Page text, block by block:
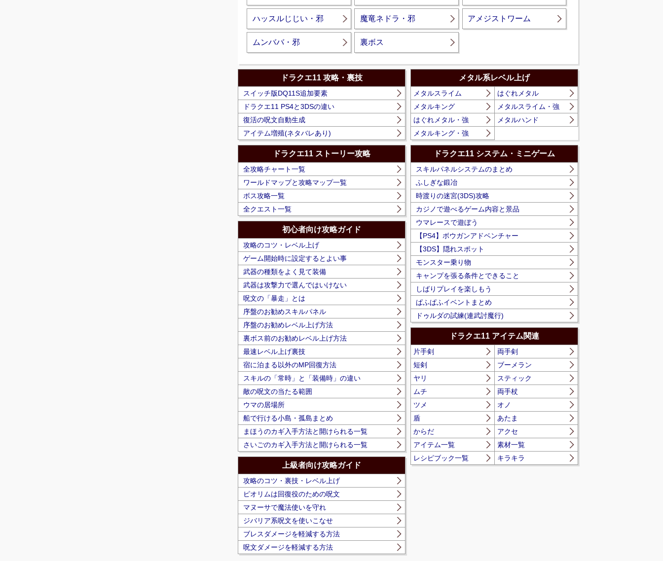
ハッスルじじい・邪 魔竜ネドラ・邪 アメジストワーム
ムンババ・邪 裏ボス
ドラクエ11 攻略・裏技
スイッチ版DQ11S追加要素
ドラクエ11 PS4と3DSの違い
復活の呪文自動生成
アイテム増殖(ネタバレあり)
ドラクエ11 ストーリー攻略
全攻略チャート一覧
ワールドマップと攻略マップ一覧
ボス攻略一覧
全クエスト一覧
初心者向け攻略ガイド
攻略のコツ・レベル上げ
ゲーム開始時に設定するとよい事
武器の種類をよく見て装備
武器は攻撃力で選んではいけない
呪文の「暴走」とは
序盤のお勧めスキルパネル
序盤のお勧めレベル上げ方法
裏ボス前のお勧めレベル上げ方法
最速レベル上げ裏技
宿に泊まる以外のMP回復方法
スキルの「常時」と「装備時」の違い
敵の呪文の当たる範囲
ウマの居場所
船で行ける小島・孤島まとめ
まほうのカギ入手方法と開けられる一覧
さいごのカギ入手方法と開けられる一覧
上級者向け攻略ガイド
攻略のコツ・裏技・レベル上げ
ピオリムは回復役のための呪文
マヌーサで魔法使いを守れ
ジバリア系呪文を使いこなせ
ブレスダメージを軽減する方法
呪文ダメージを軽減する方法
メタル系レベル上げ
メタルスライム
はぐれメタル
メタルキング
メタルスライム・強
はぐれメタル・強
メタルハンド
メタルキング・強
ドラクエ11 システム・ミニゲーム
スキルパネルシステムのまとめ
ふしぎな鍛冶
時渡りの迷宮(3DS)攻略
カジノで遊べるゲーム内容と景品
ウマレースで遊ぼう
【PS4】ボウガンアドベンチャー
【3DS】隠れスポット
モンスター乗り物
キャンプを張る条件とできること
しばりプレイを楽しもう
ぱふぱふイベントまとめ
ドゥルダの試練(連武討魔行)
ドラクエ11 アイテム関連
片手剣
両手剣
短剣
ブーメラン
ヤリ
スティック
ムチ
両手杖
ツメ
オノ
盾
あたま
からだ
アクセ
アイテム一覧
素材一覧
レシピブック一覧
キラキラ